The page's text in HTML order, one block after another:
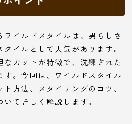
ワイルドスタイルは、男らしさ
イルとして人気があります。
なカットが特徴で、洗練された
す。今回は、ワイルドスタイル
方法、スタイリングのコツ、
て詳しく解説します。